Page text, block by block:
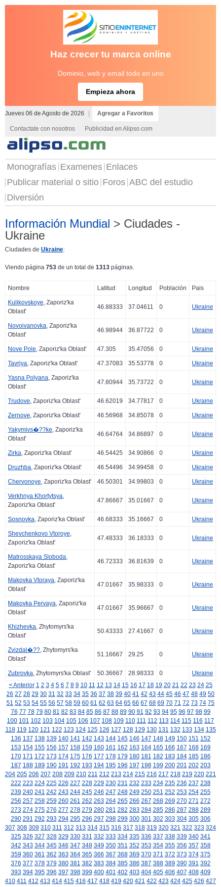
Haz crecer tu marca online
Dominio, web y email todo en uno
Empieza ahora
Jueves 06 de Agosto de 2026 Agregar a Favoritos
Contactate con nosotros Publicidad en Alipso.com
Monografías Examenes Enlaces
Publicar material o sitio Foros ABC del estudio
Diversión
Información Mundial > Ciudades -
Ukraine
Ciudades de Ukraine:
Viendo página 753 de un total de 1313 páginas.
Nombre Latitud Longitud Población Pais
Kulikovskoye, Zaporiz'ka
Oblast'
46.88333 37.04611 0 Ukraine
Novoivanovka, Zaporiz'ka
Oblast'
46.98944 36.87722 0 Ukraine
Nove Pole, Zaporiz'ka Oblast' 47.305 35.47056 0 Ukraine
Tavriya, Zaporiz'ka Oblast' 47.37083 35.53778 0 Ukraine
Yasna Polyana, Zaporiz'ka
Oblast'
47.80944 35.73722 0 Ukraine
Trudove, Zaporiz'ka Oblast' 46.62019 34.77817 0 Ukraine
Zernove, Zaporiz'ka Oblast' 46.56968 34.85078 0 Ukraine
Yakymivs�??ke, Zaporiz'ka
Oblast'
46.64764 34.86897 0 Ukraine
Zirka, Zaporiz'ka Oblast' 46.54425 34.90866 0 Ukraine
Druzhba, Zaporiz'ka Oblast' 46.54496 34.99458 0 Ukraine
Chervonoye, Zaporiz'ka Oblast' 46.50301 34.99803 0 Ukraine
Verkhnya Khortytsya,
Zaporiz'ka Oblast'
47.86667 35.01667 0 Ukraine
Sosnovka, Zaporiz'ka Oblast' 46.68333 35.16667 0 Ukraine
Shevchenkovo Vtoroye,
Zaporiz'ka Oblast'
47.48333 36.18333 0 Ukraine
Matrosskaya Sloboda,
Zaporiz'ka Oblast'
46.72333 36.81639 0 Ukraine
Makovka Vtoraya, Zaporiz'ka
Oblast'
47.01667 35.98333 0 Ukraine
Makovka Pervaya, Zaporiz'ka
Oblast'
47.01667 35.96667 0 Ukraine
Khizhevka, Zhytomyrs'ka
Oblast'
50.43333 27.41667 0 Ukraine
Zvizdal�??, Zhytomyrs'ka
Oblast'
51.16667 29.25 0 Ukraine
Zubrovka, Zhytomyrs'ka Oblast' 50.36667 28.98333 0
Ukraine
< Anterior 1 2 3 4 5 6 7 8 9 10 11 12 13 14 15 16 17 18 19 20 21 22 23 24 25
26 27 28 29 30 31 32 33 34 35 36 37 38 39 40 41 42 43 44 45 46 47 48 49 50
51 52 53 54 55 56 57 58 59 60 61 62 63 64 65 66 67 68 69 70 71 72 73 74 75
76 77 78 79 80 81 82 83 84 85 86 87 88 89 90 91 92 93 94 95 96 97 98 99
100 101 102 103 104 105 106 107 108 109 110 111 112 113 114 115 116 117
118 119 120 121 122 123 124 125 126 127 128 129 130 131 132 133 134 135
136 137 138 139 140 141 142 143 144 145 146 147 148 149 150 151 152
153 154 155 156 157 158 159 160 161 162 163 164 165 166 167 168 169
170 171 172 173 174 175 176 177 178 179 180 181 182 183 184 185 186
187 188 189 190 191 192 193 194 195 196 197 198 199 200 201 202 203
204 205 206 207 208 209 210 211 212 213 214 215 216 217 218 219 220 221
222 223 224 225 226 227 228 229 230 231 232 233 234 235 236 237 238
239 240 241 242 243 244 245 246 247 248 249 250 251 252 253 254 255
256 257 258 259 260 261 262 263 264 265 266 267 268 269 270 271 272
273 274 275 276 277 278 279 280 281 282 283 284 285 286 287 288 289
290 291 292 293 294 295 296 297 298 299 300 301 302 303 304 305 306
307 308 309 310 311 312 313 314 315 316 317 318 319 320 321 322 323 324
325 326 327 328 329 330 331 332 333 334 335 336 337 338 339 340 341
342 343 344 345 346 347 348 349 350 351 352 353 354 355 356 357 358
359 360 361 362 363 364 365 366 367 368 369 370 371 372 373 374 375
376 377 378 379 380 381 382 383 384 385 386 387 388 389 390 391 392
393 394 395 396 397 398 399 400 401 402 403 404 405 406 407 408 409
410 411 412 413 414 415 416 417 418 419 420 421 422 423 424 425 426 427